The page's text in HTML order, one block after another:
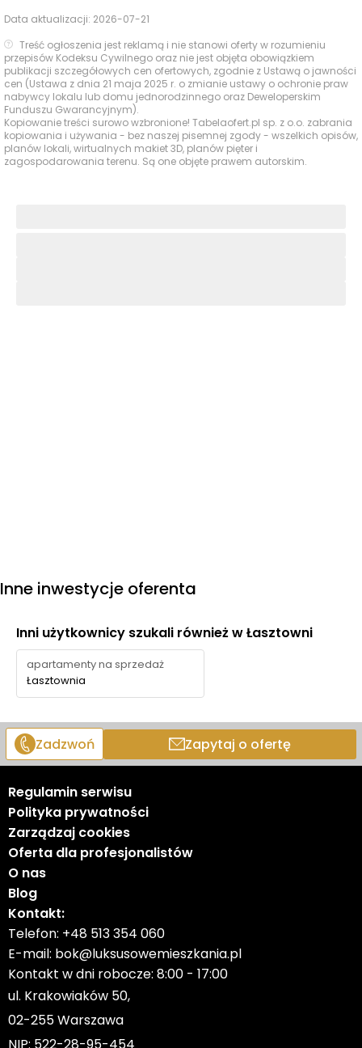
Data aktualizacji: 2026-07-21
Treść ogłoszenia jest reklamą i nie stanowi oferty w rozumieniu
przepisów Kodeksu Cywilnego oraz nie jest objęta obowiązkiem
publikacji szczegółowych cen ofertowych, zgodnie z Ustawą o jawności
cen (Ustawa z dnia 21 maja 2025 r. o zmianie ustawy o ochronie praw
nabywcy lokalu lub domu jednorodzinnego oraz Deweloperskim
Funduszu Gwarancyjnym).
Kopiowanie treści surowo wzbronione! Tabelaofert.pl sp. z o.o. zabrania
kopiowania i używania - bez naszej pisemnej zgody - wszelkich opisów,
planów lokali, wirtualnych makiet 3D, planów pięter i
zagospodarowania terenu. Są one objęte prawem autorskim.
Inne inwestycje oferenta
Inni użytkownicy szukali również w Łasztowni
apartamenty na sprzedaż
Łasztownia
Zadzwoń Zapytaj o ofertę
Regulamin serwisu
Polityka prywatności
Zarządzaj cookies
Oferta dla profesjonalistów
O nas
Blog
Kontakt:
Telefon: +48 513 354 060
E-mail: bok@luksusowemieszkania.pl
Kontakt w dni robocze: 8:00 - 17:00
ul. Krakowiaków 50,
02-255 Warszawa